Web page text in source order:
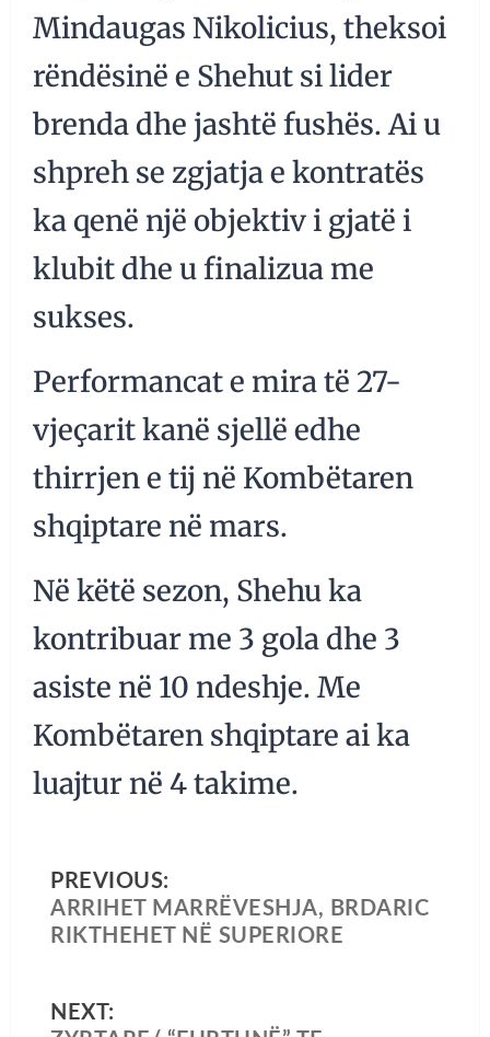
Mindaugas Nikolicius, theksoi
rëndësinë e Shehut si lider
brenda dhe jashtë fushës. Ai u
shpreh se zgjatja e kontratës
ka qenë një objektiv i gjatë i
klubit dhe u finalizua me
sukses.
Performancat e mira të 27-
vjeçarit kanë sjellë edhe
thirrjen e tij në Kombëtaren
shqiptare në mars.
Në këtë sezon, Shehu ka
kontribuar me 3 gola dhe 3
asiste në 10 ndeshje. Me
Kombëtaren shqiptare ai ka
luajtur në 4 takime.
PREVIOUS:
ARRIHET MARRËVESHJA, BRDARIC
RIKTHEHET NË SUPERIORE
NEXT: